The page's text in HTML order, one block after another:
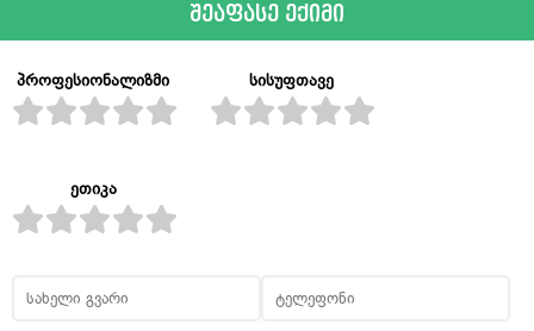
შეაფასე ექიმი
პროფესიონალიზმი სისუფთავე
ეთიკა